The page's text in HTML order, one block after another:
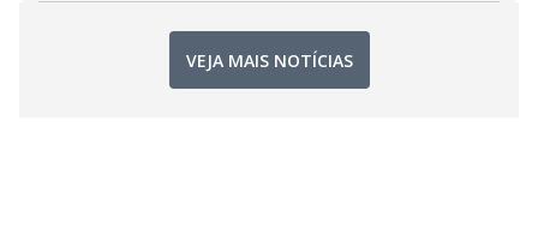
VEJA MAIS NOTÍCIAS